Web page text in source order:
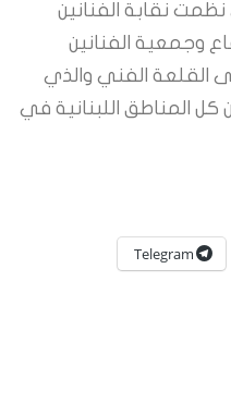
نقابة الفنانين
وجمعية الفنانين
القلعة الفني والذي
كل المناطق اللبنانية في
Telegram